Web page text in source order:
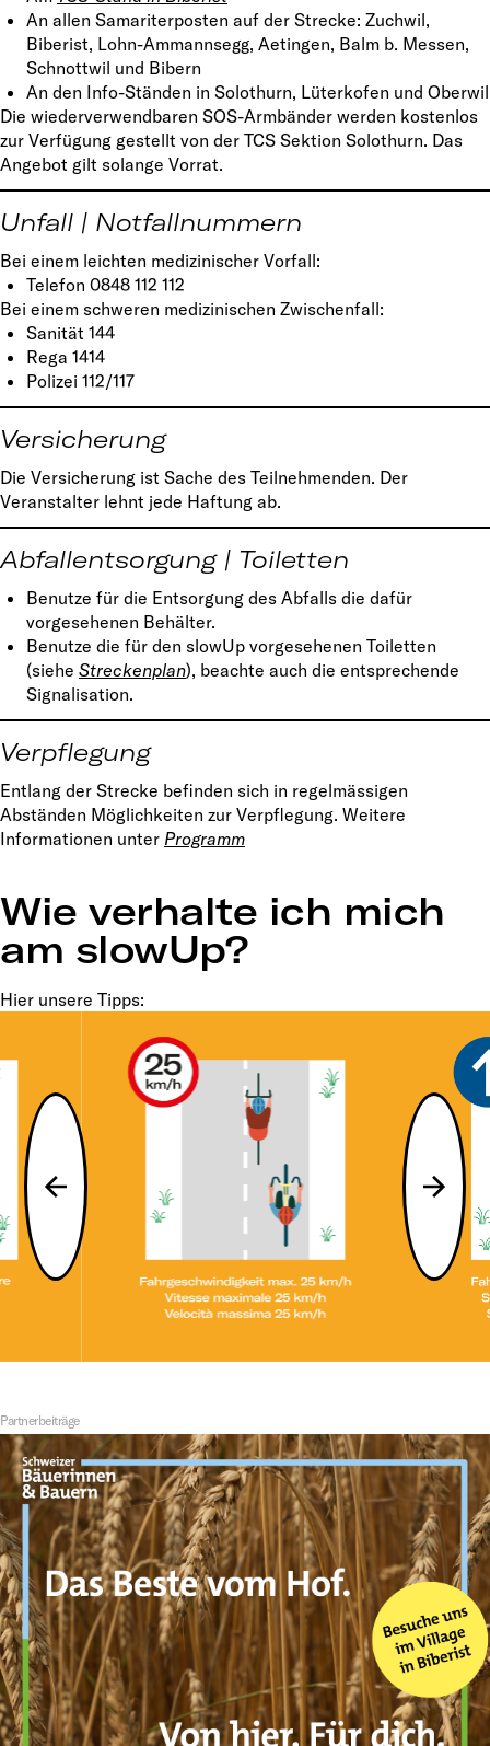
An allen Samariterposten auf der Strecke: Zuchwil,
Biberist, Lohn-Ammannsegg, Aetingen, Balm b. Messen,
Schnottwil und Bibern
An den Info-Ständen in Solothurn, Lüterkofen und Oberwil
Die wiederverwendbaren SOS-Armbänder werden kostenlos
zur Verfügung gestellt von der TCS Sektion Solothurn. Das
Angebot gilt solange Vorrat.
Unfall | Notfallnummern
Bei einem leichten medizinischer Vorfall:
Telefon 0848 112 112
Bei einem schweren medizinischen Zwischenfall:
Sanität 144
Rega 1414
Polizei 112/117
Versicherung
Die Versicherung ist Sache des Teilnehmenden. Der
Veranstalter lehnt jede Haftung ab.
Abfallentsorgung | Toiletten
Benutze für die Entsorgung des Abfalls die dafür
vorgesehenen Behälter.
Benutze die für den slowUp vorgesehenen Toiletten
(siehe Streckenplan), beachte auch die entsprechende
Signalisation.
Verpflegung
Entlang der Strecke befinden sich in regelmässigen
Abständen Möglichkeiten zur Verpflegung. Weitere
Informationen unter Programm
Wie verhalte ich mich
am slowUp?
Hier unsere Tipps:
Partnerbeiträge